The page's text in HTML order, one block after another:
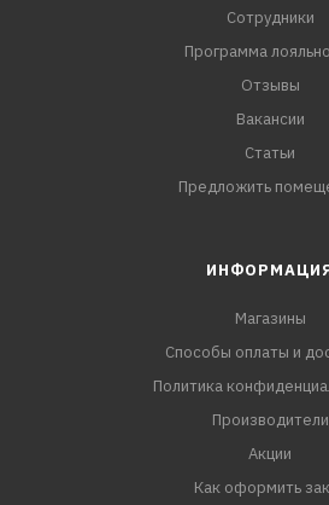
Сотрудники
Программа
Отзывы
Вакансии
Статьи
Предложить
Магазины
Способы оплаты и
Политика
Производители
Акции
Как оформить